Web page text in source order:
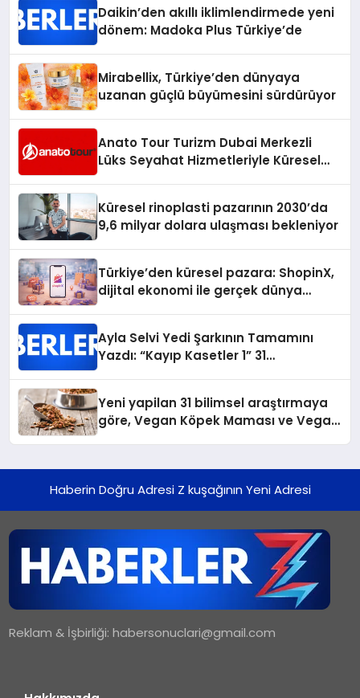
Daikin’den akıllı iklimlendirmede yeni
dönem: Madoka Plus Türkiye’de
Mirabellix, Türkiye’den dünyaya
uzanan güçlü büyümesini sürdürüyor
Anato Tour Turizm Dubai Merkezli
Lüks Seyahat Hizmetleriyle Küresel
Küresel rinoplasti pazarının 2030’da
9,6 milyar dolara ulaşması bekleniyor
Türkiye’den küresel pazara: ShopinX,
dijital ekonomi ile gerçek dünya
Ayla Selvi Yedi Şarkının Tamamını
Yazdı: “Kayıp Kasetler 1” 31
Yeni yapilan 31 bilimsel araştırmaya
göre, Vegan Köpek Maması ve Vegan
Haberin Doğru Adresi Z kuşağının Yeni Adresi
Reklam & İşbirliği:habersonuclari@gmail.com